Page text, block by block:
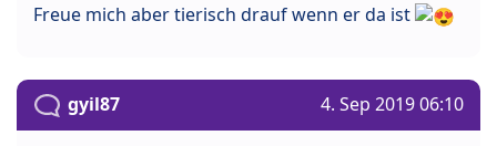
Freue mich aber tierisch drauf wenn er da ist
gyil87 4. Sep 2019 06:10